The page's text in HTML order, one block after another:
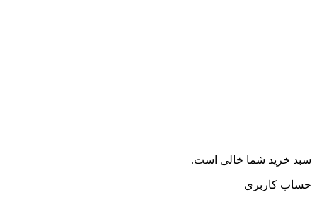
سبد خرید شما خالی است.
حساب کاربری